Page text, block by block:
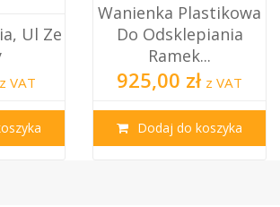
Ul Ze
z VAT
Wanienka Plastikowa
Do Odsklepiania
Ramek...
925,00 zł z VAT
Dodaj do koszyka